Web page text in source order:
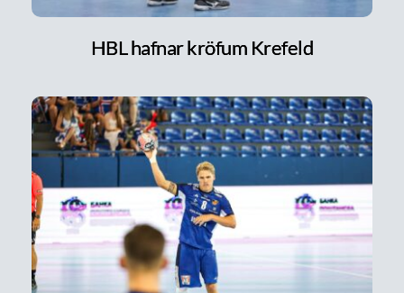
HBL hafnar kröfum Krefeld